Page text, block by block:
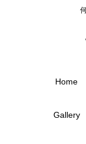
Home
Gallery